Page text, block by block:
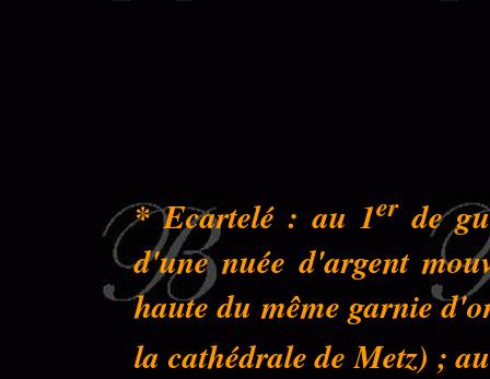
* Ecartelé : au 1erde
d'une nuée d'argent
haute du même garnie
la cathédrale de Metz) ;